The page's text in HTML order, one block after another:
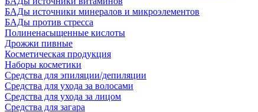
БАДы источники минералов и микроэлементов
БАДы против стресса
Полиненасыщенные кислоты
Дрожжи пивные
Косметическая продукция
Наборы косметики
Средства для эпиляции/депиляции
Средства для ухода за волосами
Средства для ухода за лицом
Средства для загара